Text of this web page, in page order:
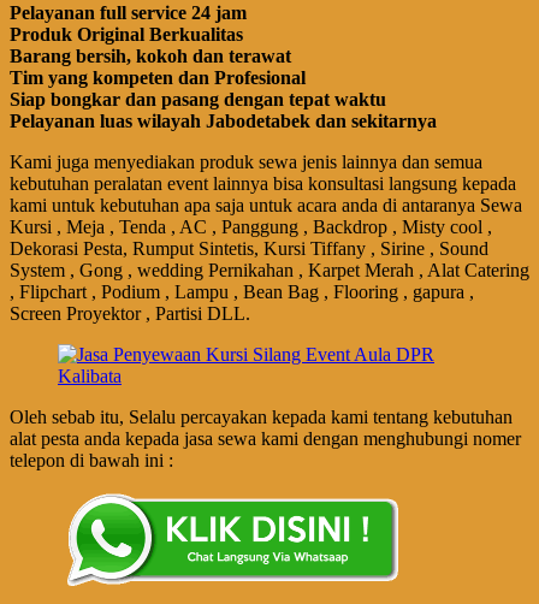
Pelayanan full service 24 jam
Produk Original Berkualitas
Barang bersih, kokoh dan terawat
Tim yang kompeten dan Profesional
Siap bongkar dan pasang dengan tepat waktu
Pelayanan luas wilayah Jabodetabek dan sekitarnya
Kami juga menyediakan produk sewa jenis lainnya dan semua
kebutuhan peralatan event lainnya bisa konsultasi langsung kepada
kami untuk kebutuhan apa saja untuk acara anda di antaranya Sewa
Kursi , Meja , Tenda , AC , Panggung , Backdrop , Misty cool ,
Dekorasi Pesta, Rumput Sintetis, Kursi Tiffany , Sirine , Sound
System , Gong , wedding Pernikahan , Karpet Merah , Alat Catering
, Flipchart , Podium , Lampu , Bean Bag , Flooring , gapura ,
Screen Proyektor , Partisi DLL.
Oleh sebab itu, Selalu percayakan kepada kami tentang kebutuhan
alat pesta anda kepada jasa sewa kami dengan menghubungi nomer
telepon di bawah ini :